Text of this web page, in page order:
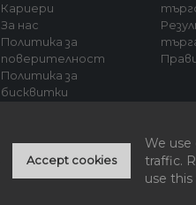
Кариери
За нас
Политика за
поверителност
Политика за
бисквитки
We use
traffic.
use
Accept cookies